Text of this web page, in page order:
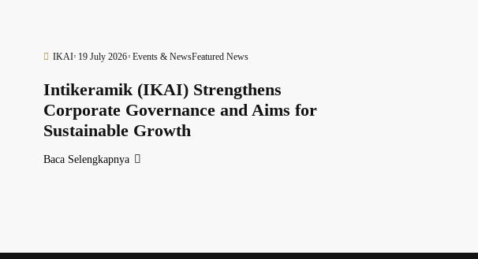
IKAI 19 July 2026 Events & NewsFeatured News
Intikeramik (IKAI) Strengthens
Corporate Governance and Aims for
Sustainable Growth
Baca Selengkapnya